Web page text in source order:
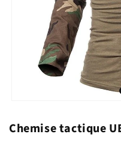
Chemise tactique